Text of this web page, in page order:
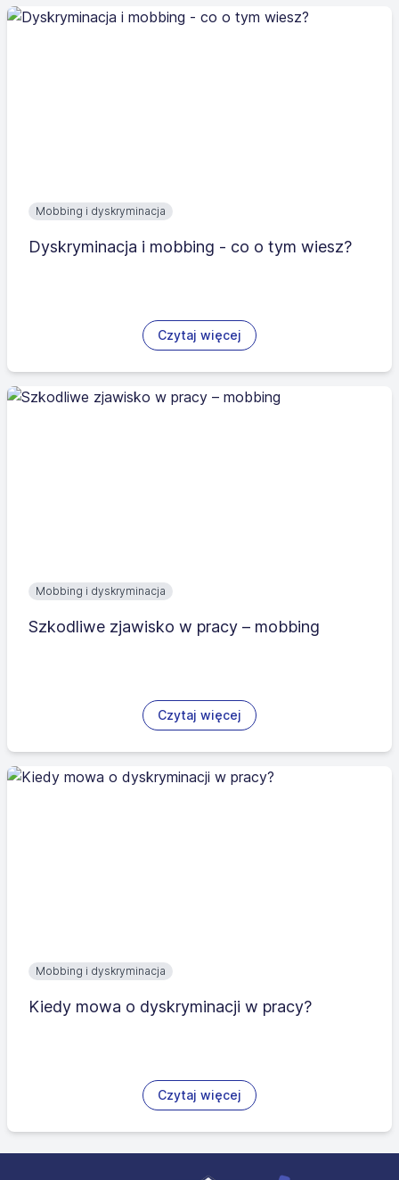
Mobbing i dyskryminacja
Dyskryminacja i mobbing - co o tym wiesz?
Czytaj więcej
Mobbing i dyskryminacja
Szkodliwe zjawisko w pracy – mobbing
Czytaj więcej
Mobbing i dyskryminacja
Kiedy mowa o dyskryminacji w pracy?
Czytaj więcej